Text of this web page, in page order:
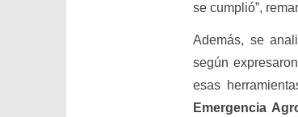
se cumplió”,
Además, se
según
esas
Emergencia